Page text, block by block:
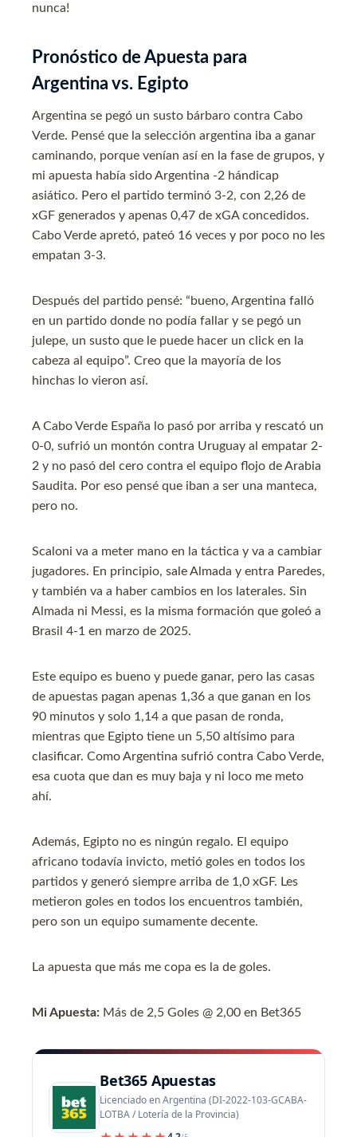
nunca!
Pronóstico de Apuesta para
Argentina vs. Egipto
Argentina se pegó un susto bárbaro contra Cabo
Verde. Pensé que la selección argentina iba a ganar
caminando, porque venían así en la fase de grupos, y
mi apuesta había sido Argentina -2 hándicap
asiático. Pero el partido terminó 3-2, con 2,26 de
xGF generados y apenas 0,47 de xGA concedidos.
Cabo Verde apretó, pateó 16 veces y por poco no les
empatan 3-3.
Después del partido pensé: “bueno, Argentina falló
en un partido donde no podía fallar y se pegó un
julepe, un susto que le puede hacer un click en la
cabeza al equipo”. Creo que la mayoría de los
hinchas lo vieron así.
A Cabo Verde España lo pasó por arriba y rescató un
0-0, sufrió un montón contra Uruguay al empatar 2-
2 y no pasó del cero contra el equipo flojo de Arabia
Saudita. Por eso pensé que iban a ser una manteca,
pero no.
Scaloni va a meter mano en la táctica y va a cambiar
jugadores. En principio, sale Almada y entra Paredes,
y también va a haber cambios en los laterales. Sin
Almada ni Messi, es la misma formación que goleó a
Brasil 4-1 en marzo de 2025.
Este equipo es bueno y puede ganar, pero las casas
de apuestas pagan apenas 1,36 a que ganan en los
90 minutos y solo 1,14 a que pasan de ronda,
mientras que Egipto tiene un 5,50 altísimo para
clasificar. Como Argentina sufrió contra Cabo Verde,
esa cuota que dan es muy baja y ni loco me meto
ahí.
Además, Egipto no es ningún regalo. El equipo
africano todavía invicto, metió goles en todos los
partidos y generó siempre arriba de 1,0 xGF. Les
metieron goles en todos los encuentros también,
pero son un equipo sumamente decente.
La apuesta que más me copa es la de goles.
Mi Apuesta: Más de 2,5 Goles @ 2,00 en Bet365
Bet365 Apuestas
Licenciado en Argentina (DI-2022-103-GCABA-
LOTBA / Lotería de la Provincia)